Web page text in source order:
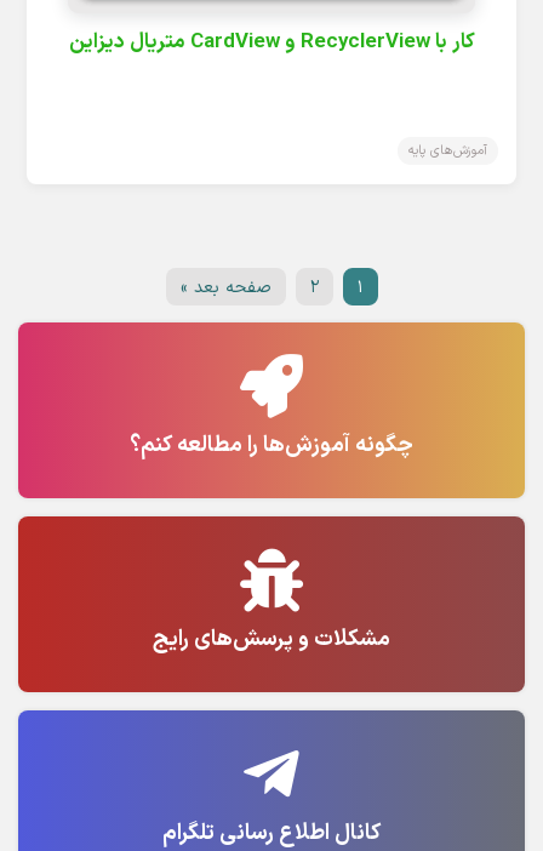
کار با RecyclerView و CardView متریال دیزاین
آموزش‌های پایه
۱ ۲ صفحه بعد »
چگونه آموزش‌ها را مطالعه کنم؟
مشکلات و پرسش‌های رایج
کانال اطلاع رسانی تلگرام